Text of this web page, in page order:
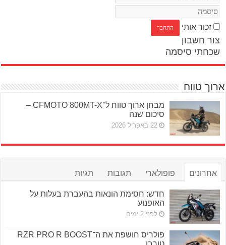
זכור אותי
צור חשבון
שכחתי סיסמה
ארוך טווח
מבחן ארוך טווח ל־CFMOTO 800MT-X –
סיכום שנה
22 באפריל 2026
אחרונים פופולארי תגובות תגיות
חדש: חסימת הונאות בהעברת בעלות על
האופנוע
לפני 2 ימים
פולריס חושפת את ה־RZR PRO R BOOST